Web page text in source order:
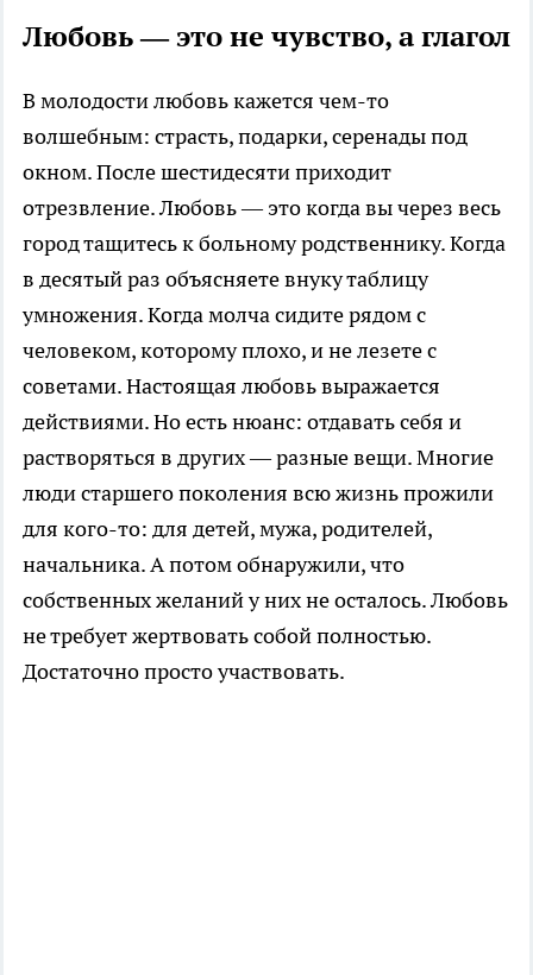
Любовь — это не чувство, а глагол
В молодости любовь кажется чем-то
волшебным: страсть, подарки, серенады под
окном. После шестидесяти приходит
отрезвление. Любовь — это когда вы через весь
город тащитесь к больному родственнику. Когда
в десятый раз объясняете внуку таблицу
умножения. Когда молча сидите рядом с
человеком, которому плохо, и не лезете с
советами. Настоящая любовь выражается
действиями. Но есть нюанс: отдавать себя и
растворяться в других — разные вещи. Многие
люди старшего поколения всю жизнь прожили
для кого-то: для детей, мужа, родителей,
начальника. А потом обнаружили, что
собственных желаний у них не осталось. Любовь
не требует жертвовать собой полностью.
Достаточно просто участвовать.